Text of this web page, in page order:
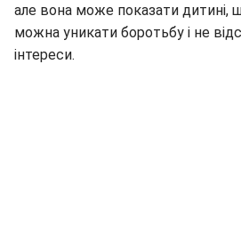
але вона може показати дитині,
можна уникати боротьбу і не
інтереси.